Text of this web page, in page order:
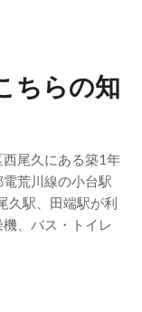
ちらの知
尾久にある築1年
荒川線の小台駅
久駅、田端駅が利
、バス・トイレ